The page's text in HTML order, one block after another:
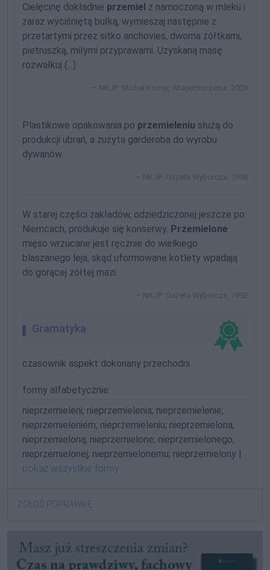
Cielęcinę dokładnie przemiel z namoczoną w mleku i
zaraz wyciśniętą bułką, wymieszaj następnie z
przetartymi przez sitko anchovies, dwoma żółtkami,
pietruszką, miłymi przyprawami. Uzyskaną masę
rozwałkuj (...)
NKJP: Michał Komar, Wtajemniczenia, 2009
Plastikowe opakowania po przemieleniu służą do
produkcji ubrań, a zużyta garderoba do wyrobu
dywanów.
NKJP: Gazeta Wyborcza, 1998
W starej części zakładów, odziedziczonej jeszcze po
Niemcach, produkuje się konserwy. Przemielone
mięso wrzucane jest ręcznie do wielkiego
blaszanego leja, skąd uformowane kotlety wpadają
do gorącej żółtej mazi.
NKJP: Gazeta Wyborcza, 1992
Gramatyka
czasownik aspekt dokonany przechodni
formy alfabetycznie:
nieprzemieleni; nieprzemielenia; nieprzemielenie;
nieprzemieleniem; nieprzemieleniu; nieprzemielona;
nieprzemieloną; nieprzemielone; nieprzemielonego;
nieprzemielonej; nieprzemielonemu; nieprzemielony |
pokaż wszystkie formy
ZGŁOŚ POPRAWKĘ